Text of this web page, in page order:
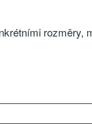
rozměry,